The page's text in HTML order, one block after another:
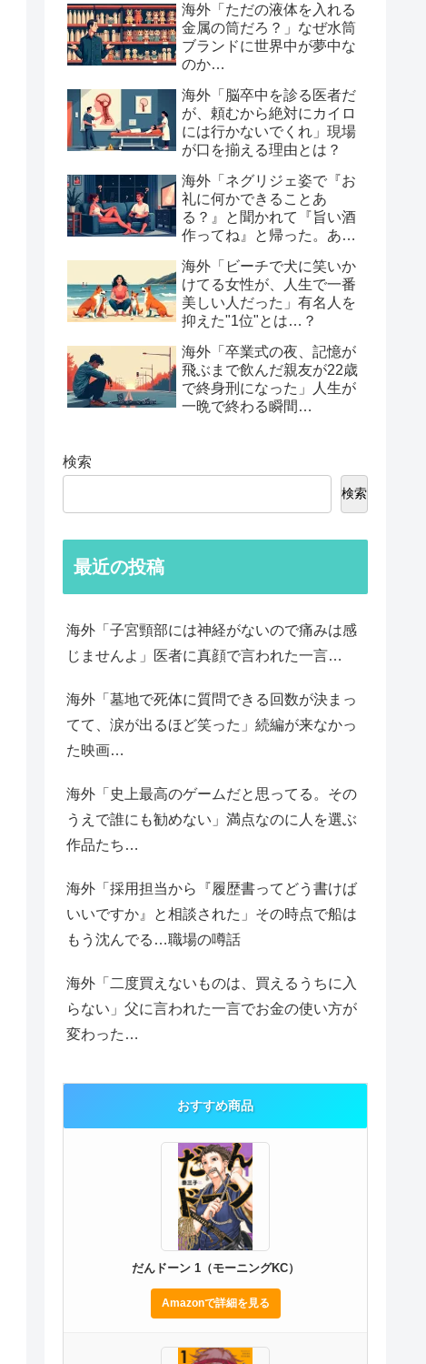
海外「ただの液体を入れる
金属の筒だろ？」なぜ水筒
ブランドに世界中が夢中な
のか…
海外「脳卒中を診る医者だ
が、頼むから絶対にカイロ
には行かないでくれ」現場
が口を揃える理由とは？
海外「ネグリジェ姿で『お
礼に何かできることあ
る？』と聞かれて『旨い酒
作ってね』と帰った。あれ
る男たちの後悔談…
海外「ビーチで犬に笑いか
けてる女性が、人生で一番
美しい人だった」有名人を
抑えた"1位"とは…？
海外「卒業式の夜、記憶が
飛ぶまで飲んだ親友が22歳
で終身刑になった」人生が
一晩で終わる瞬間…
検索
検索
最近の投稿
海外「子宮頸部には神経がないので痛みは感
じませんよ」医者に真顔で言われた一言…
海外「墓地で死体に質問できる回数が決まっ
てて、涙が出るほど笑った」続編が来なかっ
た映画…
海外「史上最高のゲームだと思ってる。その
うえで誰にも勧めない」満点なのに人を選ぶ
作品たち…
海外「採用担当から『履歴書ってどう書けば
いいですか』と相談された」その時点で船は
もう沈んでる…職場の噂話
海外「二度買えないものは、買えるうちに入
らない」父に言われた一言でお金の使い方が
変わった…
おすすめ商品
だんドーン 1（モーニングKC）
Amazonで詳細を見る